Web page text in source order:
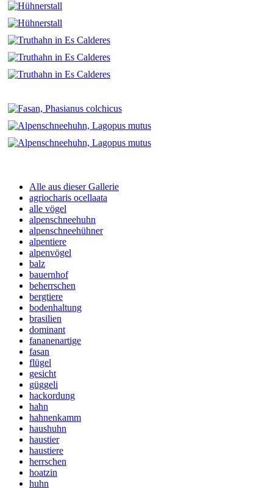
Alle aus dieser Gallerie
agriocharis ocellaata
alle vögel
alpenschneehuhn
alpenschneehühner
alpentiere
alpenvögel
balz
bauernhof
beherrschen
bergtiere
bodenhaltung
brasilien
dominant
fananenartige
fasan
flügel
gesicht
güggeli
hackordung
hahn
hahnenkamm
haushuhn
haustier
haustiere
herrschen
hoatzin
huhn